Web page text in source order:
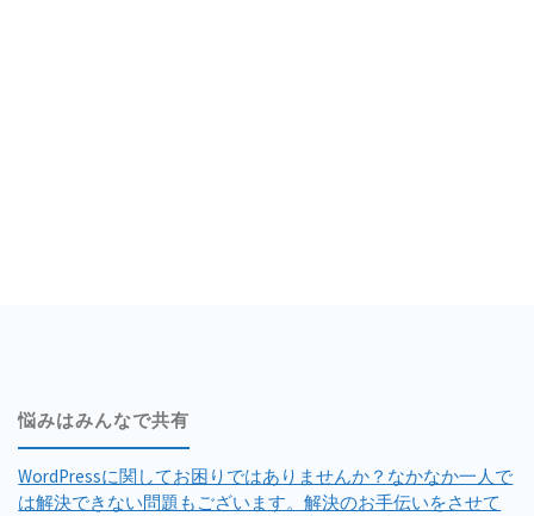
悩みはみんなで共有
WordPressに関してお困りではありませんか？なかなか一人で
は解決できない問題もございます。解決のお手伝いをさせて